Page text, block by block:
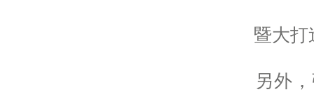
暨大打造
另外，張